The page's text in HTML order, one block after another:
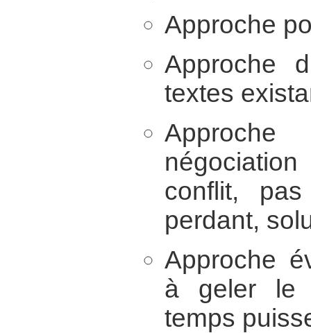
Approche
Approche
textes
conflit,
perdant,
Approche
à geler le
temps